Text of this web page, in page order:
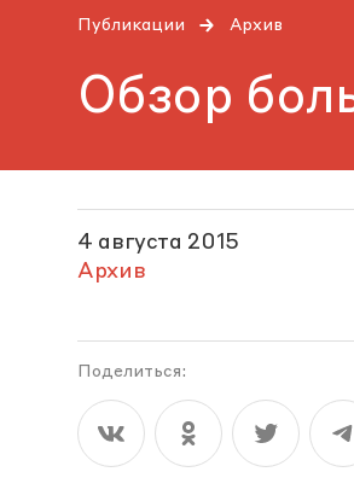
Публикации Архив
Обзор
4 августа 2015
Архив
Поделиться: